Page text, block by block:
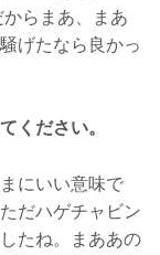
らまあ、まあ
げたなら良かっ
ください。
にいい意味で
だハゲチャビン
たね。まああの